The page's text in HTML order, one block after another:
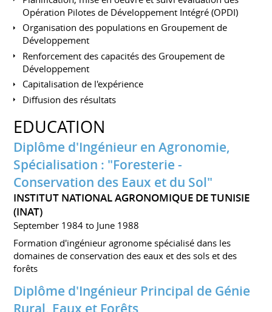
Opération Pilotes de Développement Intégré (OPDI)
Organisation des populations en Groupement de
Développement
Renforcement des capacités des Groupement de
Développement
Capitalisation de l'expérience
Diffusion des résultats
EDUCATION
Diplôme d'Ingénieur en Agronomie,
Spécialisation : "Foresterie -
Conservation des Eaux et du Sol"
INSTITUT NATIONAL AGRONOMIQUE DE TUNISIE
(INAT)
September 1984 to June 1988
Formation d'ingénieur agronome spécialisé dans les
domaines de conservation des eaux et des sols et des
forêts
Diplôme d'Ingénieur Principal de Génie
Rural, Eaux et Forêts